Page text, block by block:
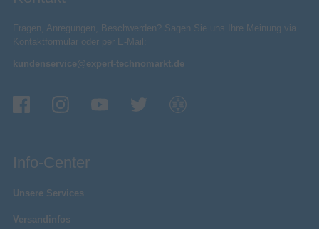
Fragen, Anregungen, Beschwerden? Sagen Sie uns Ihre Meinung via
Kontaktformular oder per E-Mail:
kundenservice@expert-technomarkt.de
Info-Center
Unsere Services
Versandinfos